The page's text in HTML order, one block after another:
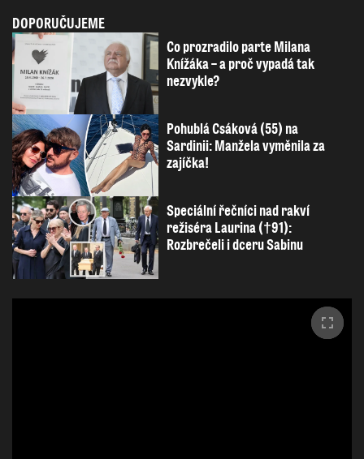
DOPORUČUJEME
Co prozradilo parte Milana
Knížáka – a proč vypadá tak
nezvykle?
Pohublá Csáková (55) na
Sardinii: Manžela vyměnila za
zajíčka!
Speciální řečníci nad rakví
režiséra Laurina (†91):
Rozbrečeli i dceru Sabinu